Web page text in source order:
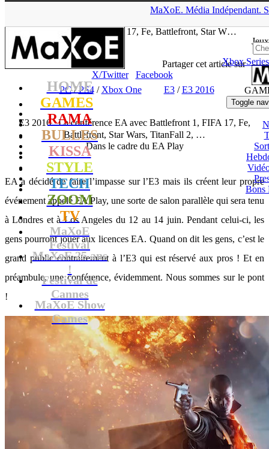
MaXoE. Média Indépendant.
HOME
GAMES
RAMA
BULLES
KISSA
STYLE
TECH
ZOOM
TV
MaXoE
Festival
MaXoE 25 ans
!
Festival de
Cannes
MaXoE Show
Games
Jeux
Xbox
Toggle
Bons
avec Battlefront 1, FIFA 17, Fe, Battlefront, Star W…
Partager cet article sur
X/Twitter
Facebook
PC/PS4/ Xbox One E3/E3 2016
E3 2016 : La conférence EA avec Battlefront 1, FIFA 17, Fe,
Battlefront, Star Wars, TitanFall 2, …
Dans le cadre du EA Play
EA a décidé de faire l’impasse sur l’E3 mais ils créent leur propre
événement appelé EA Play, une sorte de salon parallèle qui sera tenu
à Londres et à Los Angeles du 12 au 14 juin. Pendant celui-ci, les
gens pourront jouer aux licences EA. Quand on dit les gens, c’est le
grand public contrairement à l’E3 qui est réservé aux pros ! Et en
préambule, une conférence, évidemment. Nous sommes sur le pont
!